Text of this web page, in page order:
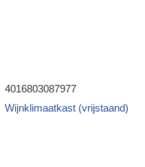
4016803087977
Wijnklimaatkast (vrijstaand)